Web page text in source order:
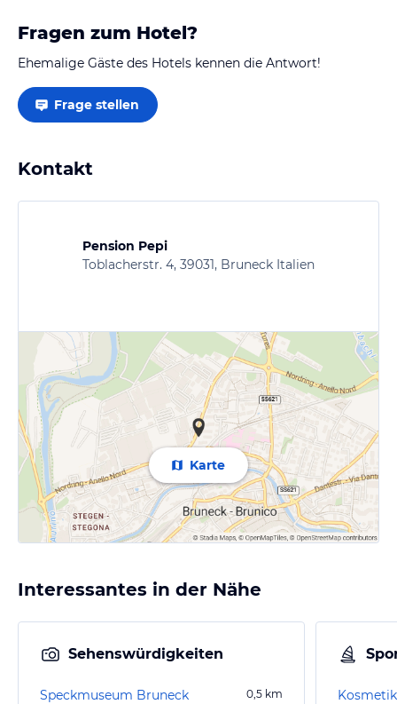
Fragen zum Hotel?
Ehemalige Gäste des Hotels kennen die Antwort!
Frage stellen
Kontakt
Pension Pepi
Toblacherstr. 4, 39031, Bruneck Italien
Karte
Interessantes in der Nähe
Sehenswürdigkeiten
Speckmuseum Bruneck 0,5 km